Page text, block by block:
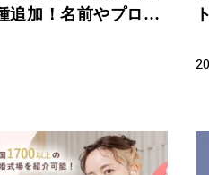
追加！名前やプロフ